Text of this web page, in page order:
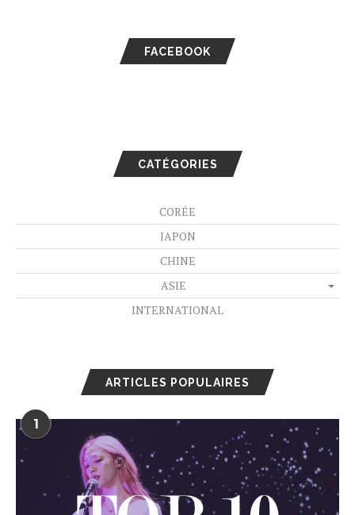
FACEBOOK
CATÉGORIES
CORÉE
JAPON
CHINE
ASIE
INTERNATIONAL
ARTICLES POPULAIRES
1